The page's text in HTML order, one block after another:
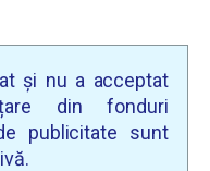
și nu a acceptat
din fonduri
publicitate sunt